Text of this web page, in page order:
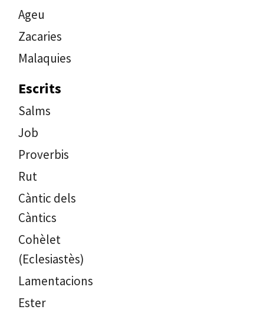
Ageu
Zacaries
Malaquies
Escrits
Salms
Job
Proverbis
Rut
Càntic dels
Càntics
Cohèlet
(Eclesiastès)
Lamentacions
Ester